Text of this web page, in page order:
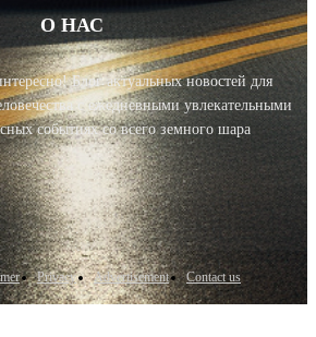
О НАС
Блог актуальных новостей для
с ежедневными увлекательными
событиях со всего земного шара
Privacy Advertisement Contact us